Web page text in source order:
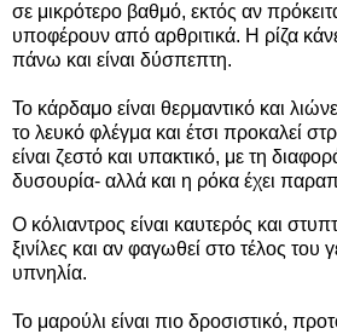
σε μικρότερο βαθμό, εκτός αν
υποφέρουν από αρθριτικά. Η ρίζα
πάνω και είναι δύσπεπτη.
Το κάρδαμο είναι θερμαντικό και
το λευκό φλέγμα και έτσι προκαλεί
είναι ζεστό και υπακτικό, με τη
δυσουρία- αλλά και η ρόκα έχει
Ο κόλιαντρος είναι καυτερός και
ξινίλες και αν φαγωθεί στο τέλος του
υπνηλία.
Το μαρούλι είναι πιο δροσιστικό,